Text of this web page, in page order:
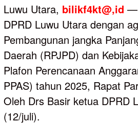
Luwu Utara, bilikf4kt@,id —
DPRD Luwu Utara dengan
Pembangunan jangka
Daerah (RPJPD) dan
Plafon Perencanaan
PPAS) tahun 2025, Rapat
Oleh Drs Basir ketua DPRD
(12/juli).